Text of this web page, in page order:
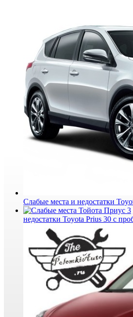
Слабые места и недостатки
недостатки Toyota Prius 30 с